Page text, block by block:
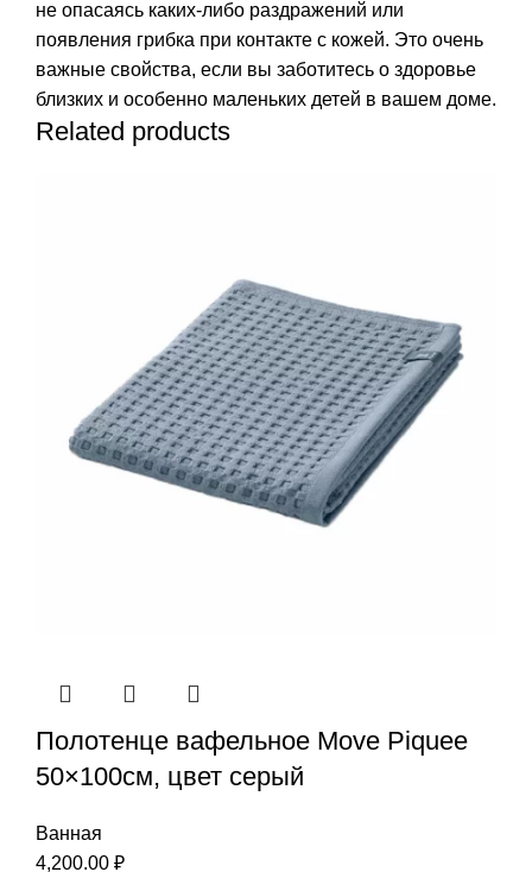
не опасаясь каких-либо раздражений или
появления грибка при контакте с кожей. Это очень
важные свойства, если вы заботитесь о здоровье
близких и особенно маленьких детей в вашем доме.
Related products
Полотенце вафельное Move Piquee
50×100см, цвет серый
Ванная
4,200.00 ₽